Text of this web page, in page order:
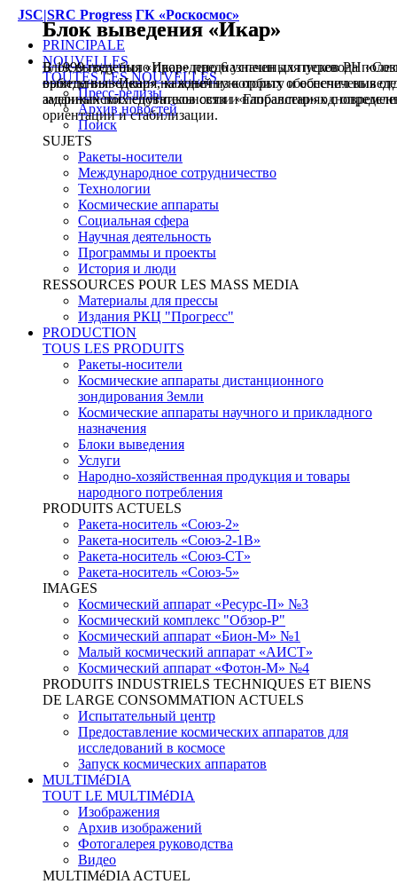
JSC|SRC Progress ГК «Роскосмос»
PRINCIPALE
NOUVELLES
TOUTES LES NOUVELLES
Пресс-релизы
Архив новостей
Поиск
SUJETS
Ракеты-носители
Международное сотрудничество
Технологии
Космические аппараты
Социальная сфера
Научная деятельность
Программы и проекты
История и люди
RESSOURCES POUR LES MASS MEDIA
Материалы для прессы
Издания РКЦ "Прогресс"
PRODUCTION
TOUS LES PRODUITS
Ракеты-носители
Космические аппараты дистанционного
зондирования Земли
Космические аппараты научного и прикладного
назначения
Блоки выведения
Услуги
Народно-хозяйственная продукция и товары
народного потребления
PRODUITS ACTUELS
Ракета-носитель «Союз-2»
Ракета-носитель «Союз-2-1В»
Ракета-носитель «Союз-СТ»
Ракета-носитель «Союз-5»
IMAGES
Космический аппарат «Ресурс-П» №3
Космический комплекс "Обзор-Р"
Космический аппарат «Бион-М» №1
Малый космический аппарат «АИСТ»
Космический аппарат «Фотон-М» №4
PRODUITS INDUSTRIELS TECHNIQUES ET BIENS
DE LARGE CONSOMMATION ACTUELS
Испытательный центр
Предоставление космических аппаратов для
исследований в космосе
Запуск космических аппаратов
MULTIMéDIA
TOUT LE MULTIMéDIA
Изображения
Архив изображений
Фотогалерея руководства
Видео
MULTIMéDIA ACTUEL
Блок выведения «Икар»
Блок выведения «Икар» предназначен для перевода
орбиты выведения на конечную орбиту и обеспечения
заданных последовательности и направлениях с
ориентации и стабилизации.
Блок выведения «Икар»
В 1999 году было проведено 6 успешных пусков РН
выведения «Икар», каждый из которых обеспечил
американских спутников связи «Глобалстар»